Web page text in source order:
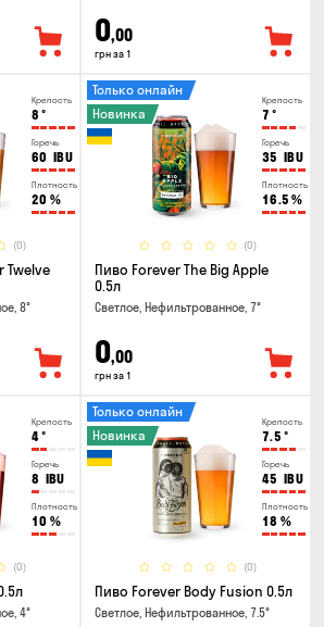
0,00
грн за 1
Крепость
8 °
Горечь
60 IBU
Плотность
20 %
(0)
Twelve
8°
Крепость
7 °
Горечь
35 IBU
Плотность
16.5 %
(0)
Только онлайн
Новинка
Пиво Forever The Big Apple
0.5л
Светлое, Нефильтрованное, 7°
0,00
грн за 1
Крепость
4°
Горечь
8 IBU
Плотность
10 %
(0)
4°
Крепость
7.5 °
Горечь
45 IBU
Плотность
18 %
(0)
Только онлайн
Новинка
Пиво Forever Body Fusion 0.5л
Светлое, Нефильтрованное, 7.5°